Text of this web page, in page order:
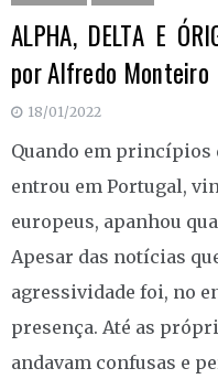
ALPHA, DELTA E
por Alfredo Monteiro
18/01/2022
Quando em princípios
entrou em Portugal,
europeus, apanhou
Apesar das notícias
agressividade foi, no
presença. Até as
andavam confusas e